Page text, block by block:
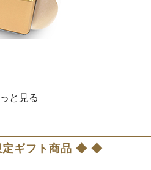
と見る
ギフト商品 ◆ ◆